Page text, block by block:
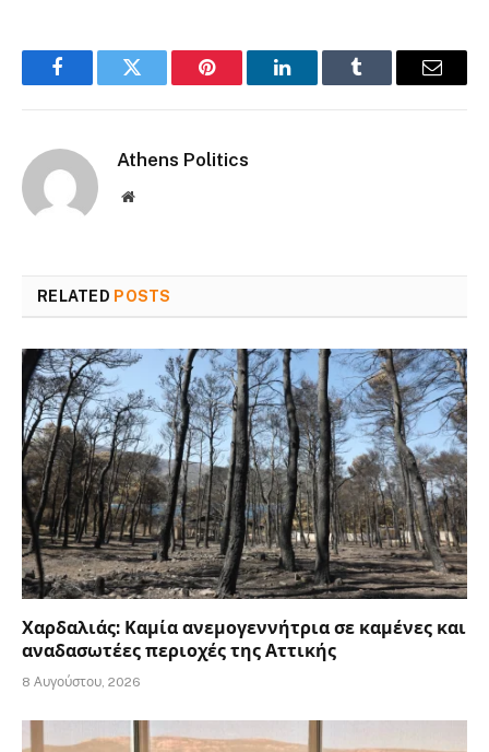
FacebookTwitter Pinterest LinkedInTumblr Email
Athens Politics
Website
RELATED POSTS
Χαρδαλιάς: Καμία ανεμογεννήτρια σε καμένες και
αναδασωτέες περιοχές της Αττικής
8 Αυγούστου, 2026